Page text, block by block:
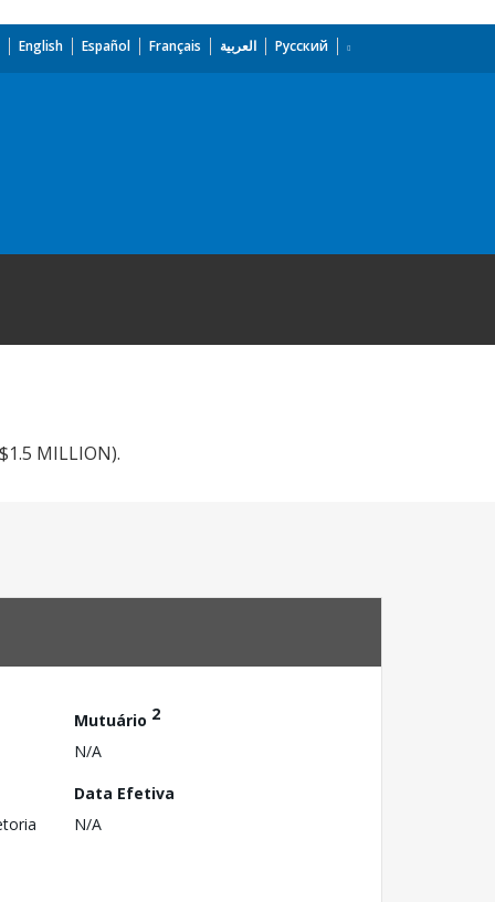
English Español Français العربية Русский
MILLION).
Mutuário 2
N/A
Data Efetiva
N/A